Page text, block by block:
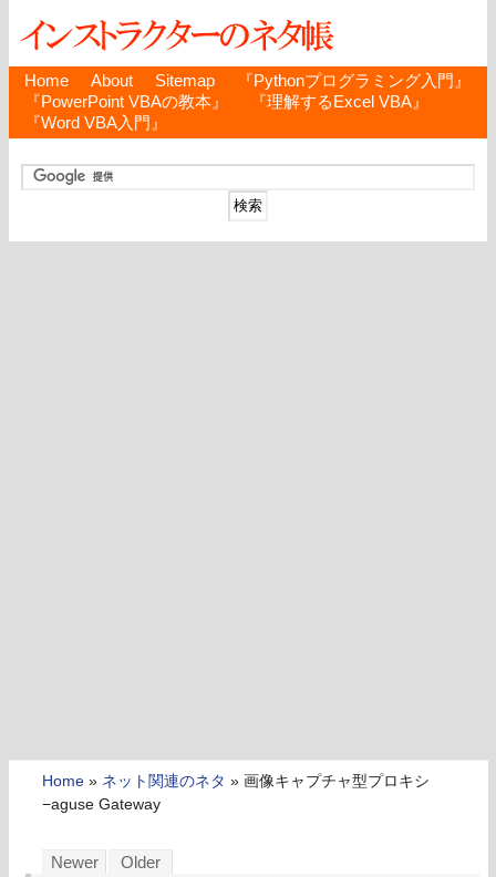
Home About Sitemap
『Pythonプログラミング入門』
『PowerPoint VBAの教本』
『理解するExcel VBA』
『Word VBA入門』
Home » ネット関連のネタ » 画像キャプチャ型プロキシ
−aguse Gateway
Newer Older